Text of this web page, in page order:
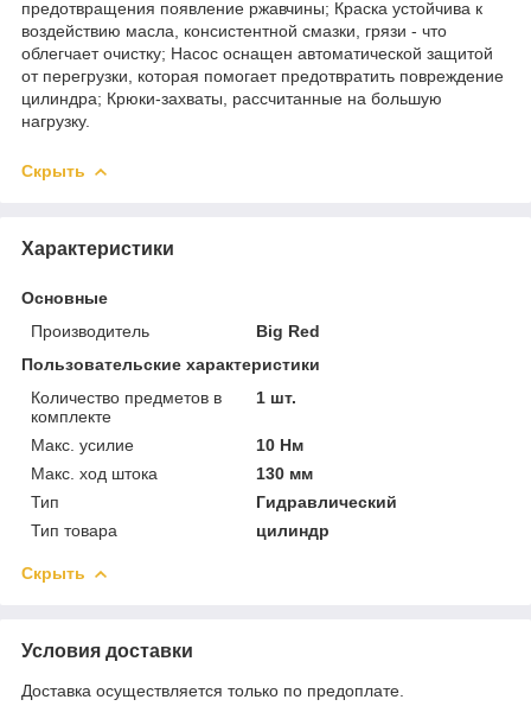
предотвращения появление ржавчины; Краска устойчива к
воздействию масла, консистентной смазки, грязи - что
облегчает очистку; Насос оснащен автоматической защитой
от перегрузки, которая помогает предотвратить повреждение
цилиндра; Крюки-захваты, рассчитанные на большую
нагрузку.
Скрыть
Характеристики
Основные
Производитель
Big Red
Пользовательские характеристики
Количество предметов в
комплекте
1 шт.
Макс. усилие
10 Нм
Макс. ход штока
130 мм
Тип
Гидравлический
Тип товара
цилиндр
Скрыть
Условия доставки
Доставка осуществляется только по предоплате.